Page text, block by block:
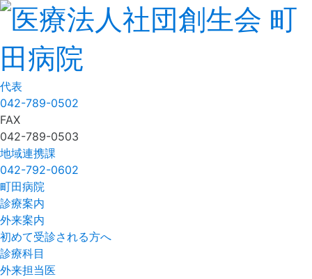
代表
042-789-0502
FAX
042-789-0503
地域連携課
042-792-0602
町田病院
診療案内
外来案内
初めて受診される方へ
診療科目
外来担当医